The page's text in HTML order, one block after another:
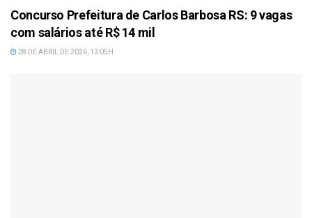
Concurso Prefeitura de Carlos Barbosa RS: 9 vagas
com salários até R$ 14 mil
28 DE ABRIL DE 2026, 13:05H